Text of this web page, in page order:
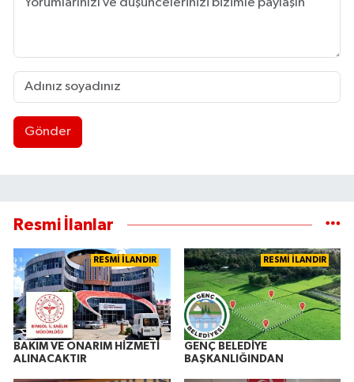
Gönder
Resmi İlanlar
RESMİ İLANDIR
BAKIM VE ONARIM HİZMETİ
ALINACAKTIR
RESMİ İLANDIR
GENÇ BELEDİYE
BAŞKANLIĞINDAN